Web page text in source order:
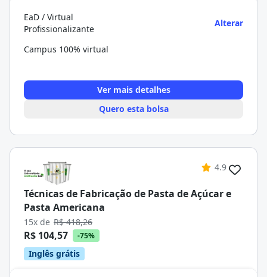
EaD / Virtual
Profissionalizante
Alterar
Campus 100% virtual
Ver mais detalhes
Quero esta bolsa
4.9
Técnicas de Fabricação de Pasta de Açúcar e
Pasta Americana
15x de R$ 418,26
R$ 104,57 -75%
Inglês grátis